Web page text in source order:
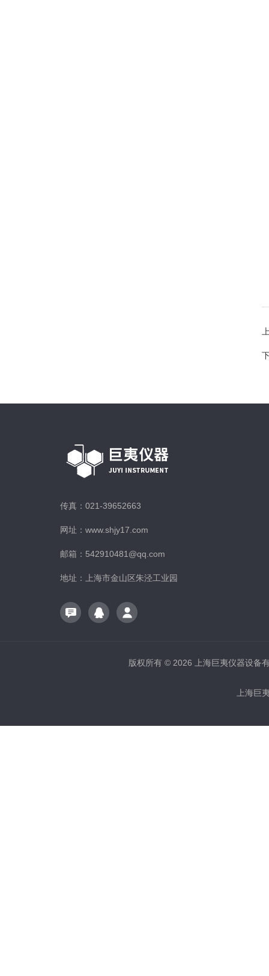
传真：021-39652663
网址：www.shjy17.com
邮箱：542910481@qq.com
地址：上海市金山区朱泾工业园
版权所有 © 2026 上海巨夷仪器设
上海巨